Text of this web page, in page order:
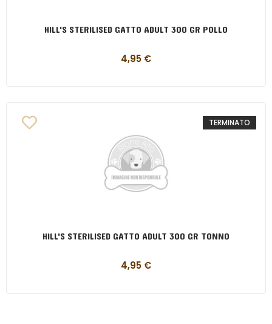
HILL'S STERILISED GATTO ADULT 300 GR POLLO
4,95 €
TERMINATO
HILL'S STERILISED GATTO ADULT 300 GR TONNO
4,95 €